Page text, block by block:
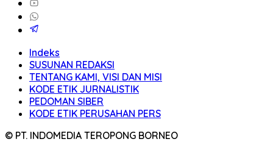
Indeks
SUSUNAN REDAKSI
TENTANG KAMI, VISI DAN MISI
KODE ETIK JURNALISTIK
PEDOMAN SIBER
KODE ETIK PERUSAHAN PERS
© PT. INDOMEDIA TEROPONG BORNEO